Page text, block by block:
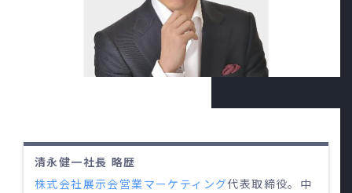
清永健一社長 略歴
株式会社展示会営業マーケティング代表取締役。中